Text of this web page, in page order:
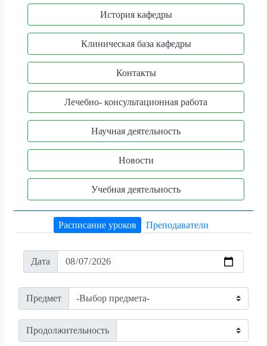
История кафедры
Клиническая база кафедры
Контакты
Лечебно- консультационная работа
Научная деятельность
Новости
Учебная деятельность
Расписание уроков Преподаватели
Дата
Предмет
Продолжительность